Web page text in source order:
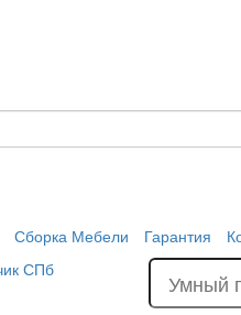
Сборка Мебели Гарантия